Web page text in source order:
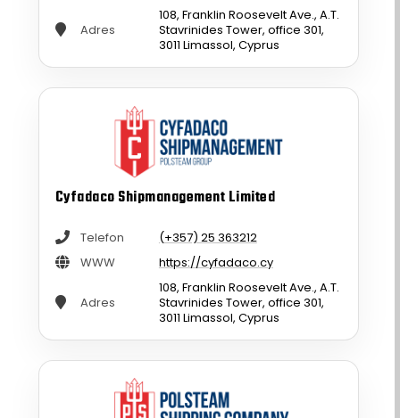
Adres
108, Franklin Roosevelt Ave., A.T.
Stavrinides Tower, office 301,
3011 Limassol, Cyprus
Cyfadaco Shipmanagement Limited
Telefon
(+357) 25 363212
WWW
https://cyfadaco.cy
Adres
108, Franklin Roosevelt Ave., A.T.
Stavrinides Tower, office 301,
3011 Limassol, Cyprus